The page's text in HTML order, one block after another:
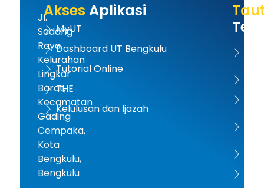
Jl.
Sadang
Raya,
Kelurahan
Lingkar
Barat,
Kecamatan
Gading
Cempaka,
Kota
Bengkulu,
Bengkulu
Akses Aplikasi
MyUT
Dashboard UT Bengkulu
Tutorial Online
THE
Kelulusan dan Ijazah